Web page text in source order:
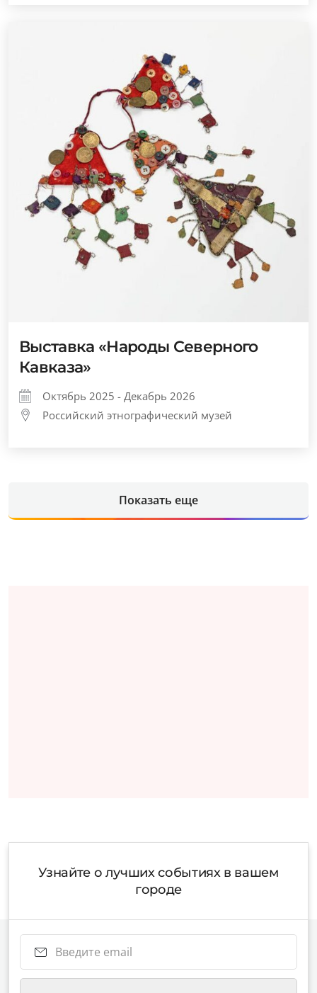
Выставка «Народы Северного
Кавказа»
Октябрь 2025 - Декабрь 2026
Российский этнографический музей
Показать еще
Узнайте о лучших событиях в вашем
городе